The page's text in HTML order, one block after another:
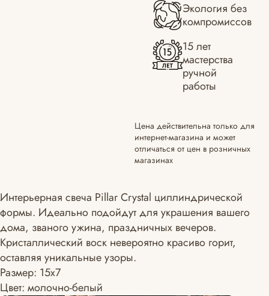
Экология без
компромиссов
15 лет
мастерства
ручной
работы
Цена действительна только для
интернет-магазина и может
отличаться от цен в розничных
магазинах
Интерьерная свеча Pillar Crystal циллиндрической
формы. Идеально подойдут для украшения вашего
дома, званого ужина, праздничных вечеров.
Кристаллический воск невероятно красиво горит,
оставляя уникальные узоры.
Размер: 15x7
Цвет: молочно-белый